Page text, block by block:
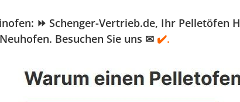
⏩ Schenger-Vertrieb.de, Ihr
Besuchen Sie uns ✉ ✔️.